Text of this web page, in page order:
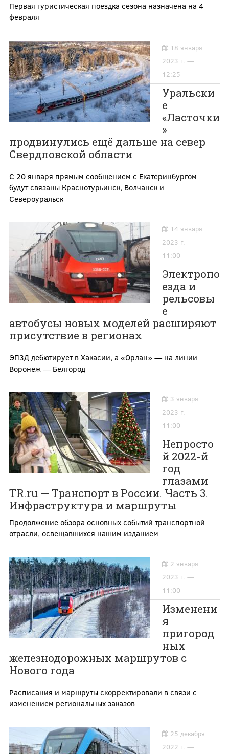
Первая туристическая поездка сезона назначена на 4
февраля
18 января
2023 г. —
12:25
Уральски
е
«Ласточки
»
продвинулись ещё дальше на север
Свердловской области
С 20 января прямым сообщением с Екатеринбургом
будут связаны Краснотурьинск, Волчанск и
Североуральск
14 января
2023 г. —
11:00
Электропо
езда и
рельсовы
е
автобусы новых моделей расширяют
присутствие в регионах
ЭП3Д дебютирует в Хакасии, а «Орлан» — на линии
Воронеж — Белгород
3 января
2023 г. —
11:00
Непросто
й 2022-й
год
глазами
TR.ru — Транспорт в России. Часть 3.
Инфраструктура и маршруты
Продолжение обзора основных событий транспортной
отрасли, освещавшихся нашим изданием
2 января
2023 г. —
11:00
Изменени
я
пригород
ных
железнодорожных маршрутов с
Нового года
Расписания и маршруты скорректировали в связи с
изменением региональных заказов
25 декабря
2022 г. —